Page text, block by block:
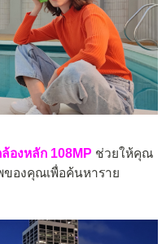
องหลัก 108MP ช่วยให้คุณ
องคุณเพื่อค้นหาราย